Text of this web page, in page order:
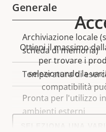
Generale
Descrizione
della
proprietà
Archiviazione locale
scheda di memoria)
Temperatura di
Pronta per l'utilizzo in
ambienti esterni
Ottieni il massimo
per trovare i
selezionando la
compatibilità
Select